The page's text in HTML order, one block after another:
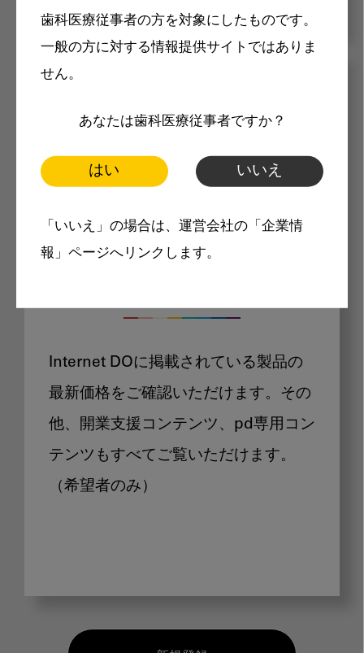
歯科医療従事者の方を対象にしたものです。
一般の方に対する情報提供サイトではありま
せん。
あなたは歯科医療従事者ですか？
はい いいえ
「いいえ」の場合は、運営会社の「企業情
報」ページへリンクします。
Internet DOに掲載されている
Internet DOに掲載されている製品の
最新価格をご確認いただけます。その
他、開業支援コンテンツ、pd専用コン
テンツもすべてご覧いただけます。
（希望者のみ）